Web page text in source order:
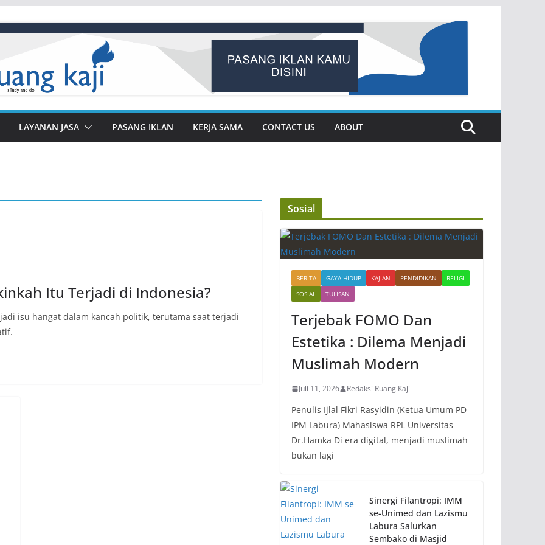
LAYANAN JASA PASANG IKLAN KERJA SAMA CONTACT US ABOUT
Itu Terjadi di Indonesia?
isu hangat dalam kancah politik, terutama saat terjadi
Sosial
BERITA GAYA HIDUP KAJIAN PENDIDIKAN
RELIGI
SOSIAL
TULISAN
Terjebak FOMO Dan
Estetika : Dilema Menjadi
Muslimah Modern
Juli 11, 2026 Redaksi Ruang Kaji
Penulis Ijlal Fikri Rasyidin (Ketua Umum PD
IPM Labura) Mahasiswa RPL Universitas
Dr.Hamka Di era digital, menjadi muslimah
bukan lagi
Sinergi Filantropi: IMM
se-Unimed dan Lazismu
Labura Salurkan
Sembako di Masjid